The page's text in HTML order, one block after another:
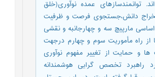
توانمندسازهای عمده نوآوری(خلق
دانش،جستجوی فرصت و ظرفیت
مارپیچ سه و چهارجانبه و نقشی
از راه مأموریت سوم و چهارم درجهت
و حمایت از تغییر مفهوم نوآوری
راهبرد تخصص گرایی هوشمندانه